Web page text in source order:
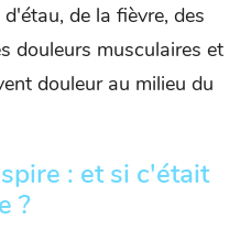
de la fièvre, des
douleurs musculaires et
douleur au milieu du
: et si c'était
?